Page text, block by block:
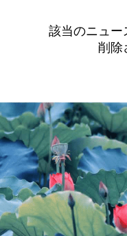
該当のニュー
削除